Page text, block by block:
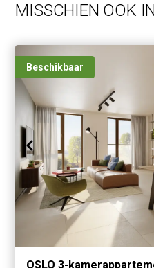
MISSCHIEN OOK
Beschikbaar
OSLO 3-